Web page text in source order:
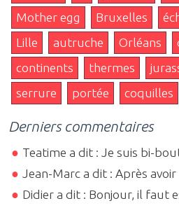
Mother egg
Bruxelles
Lille
autruche Orléans
continents
thermes
serrure
portée coquilles
Derniers commentaires
Teatime a dit : Je suis bi-
Jean-Marc a dit : Après avoir
Didier a dit : Bonjour, il faut